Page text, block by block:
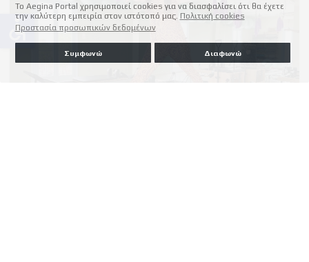
Το Aegina Portal χρησιμοποιεί cookies για να διασφαλίσει ότι θα έχετε
την καλύτερη εμπειρία στον ιστότοπό μας. Πολιτική cookies
Προστασία προσωπικών δεδομένων
Συμφωνώ Διαφωνώ
accessible